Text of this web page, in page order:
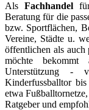
AlsFachhandel
Beratung für die
bzw. Sportflächen,
Vereine, Städte u.
öffentlichen als
möchte
Unterstützung -
Kinderfussballtor
etwa
Ratgeber und